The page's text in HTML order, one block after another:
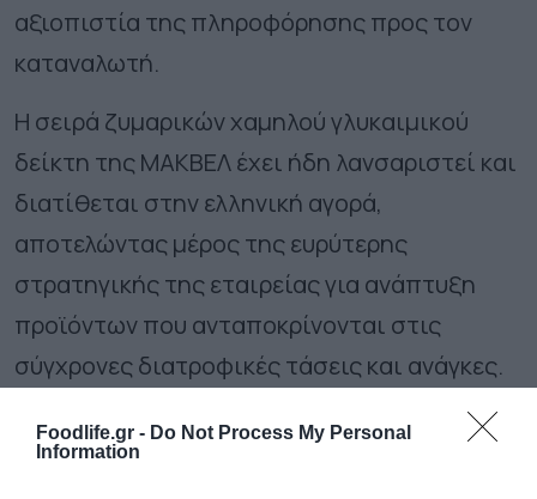
Foodlife.gr - Do Not Process My Personal
Information
αξιοπιστία της πληροφόρησης προς τον
καταναλωτή.
Η σειρά ζυμαρικών χαμηλού γλυκαιμικού
δείκτη της ΜΑΚΒΕΛ έχει ήδη λανσαριστεί και
διατίθεται στην ελληνική αγορά,
αποτελώντας μέρος της ευρύτερης
στρατηγικής της εταιρείας για ανάπτυξη
προϊόντων που ανταποκρίνονται στις
σύγχρονες διατροφικές τάσεις και ανάγκες.
συνολικότερη προσπάθεια επένδυσης στην